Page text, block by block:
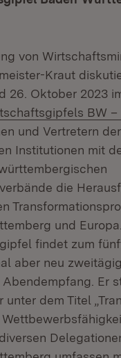
von
Kraut
26. Oktober 2023
BW –
und Vertretern der
Institutionen mit
die
und
findet zum
aber neu
Er
unter dem Titel